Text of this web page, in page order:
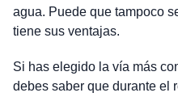
agua. Puede que tampoco
tiene sus ventajas.
Si has elegido la vía más
debes saber que durante el